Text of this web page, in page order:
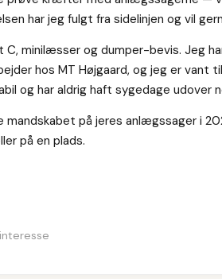
har jeg fulgt fra sidelinjen og vil
C, minilæsser og dumper-bevis. Jeg
hos MT Højgaard, og jeg er vant
og har aldrig haft sygedage udover
mandskabet på jeres anlægssager i
på en plads.